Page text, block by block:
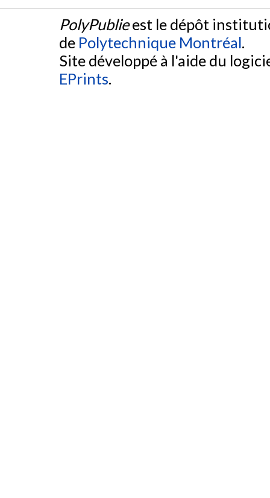
PolyPublieest le dépôt
de Polytechnique Montréal.
Site développé à l'aide du
EPrints.